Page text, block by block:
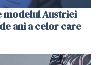
modelul Austriei
ani a celor care